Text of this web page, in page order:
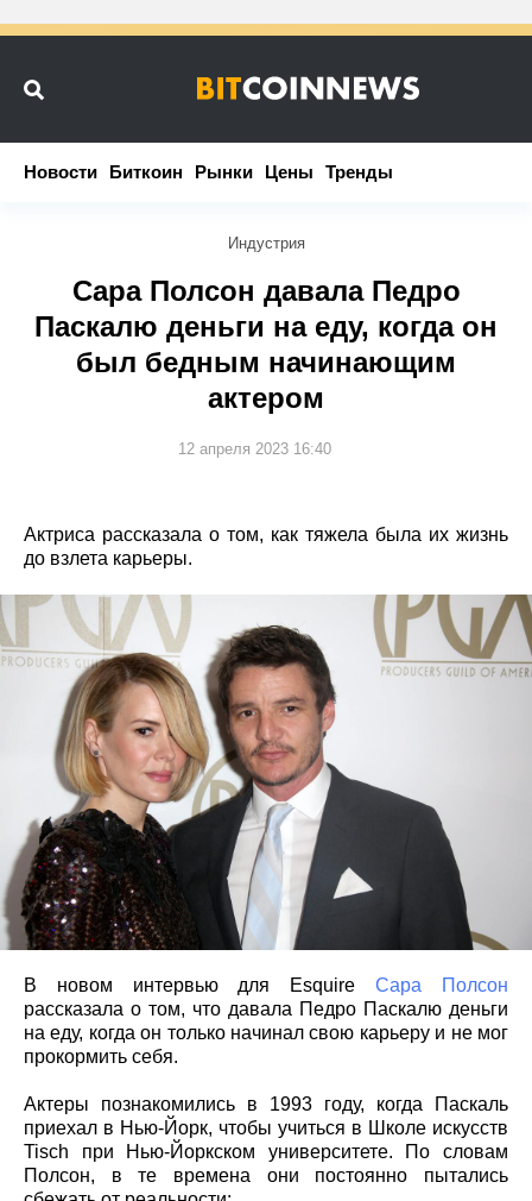
Новости Биткоин Рынки Цены Тренды
Новости Биткоин Рынки Цены Тренды
Индустрия
Сара Полсон давала Педро
Паскалю деньги на еду, когда он
был бедным начинающим
актером
12 апреля 2023 16:40
Актриса рассказала о том, как тяжела была их жизнь
до взлета карьеры.
В новом интервью для EsquireСара Полсон
рассказала о том, что давала Педро Паскалю деньги
на еду, когда он только начинал свою карьеру и не мог
прокормить себя.
Актеры познакомились в 1993 году, когда Паскаль
приехал в Нью-Йорк, чтобы учиться в Школе искусств
Tisch при Нью-Йоркском университете. По словам
Полсон, в те времена они постоянно пытались